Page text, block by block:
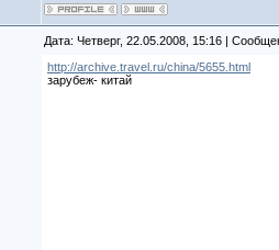
Дата: Четверг, 22.05.2008, 15:16 |
http://archive.travel.ru/china/5655.html
зарубеж- китай